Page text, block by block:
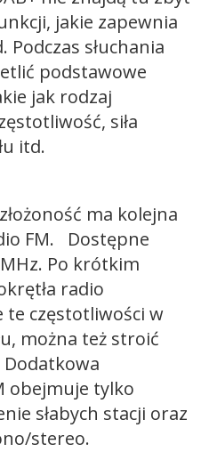
jakie zapewnia
słuchania
podstawowe
jak rodzaj
siła
itd.
ma kolejna
FM. Dostępne
Po krótkim
radio
te częstotliwości w
można też stroić
Dodatkowa
obejmuje tylko
słabych stacji oraz
stereo.